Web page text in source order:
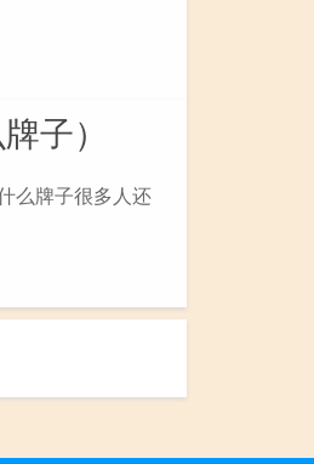
子）
么牌子很多人还